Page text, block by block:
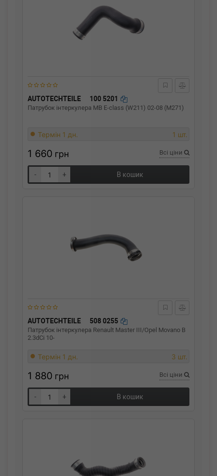
AUTOTECHTEILE 100 5201
Патрубок інтеркулера MB E-class (W211) 02-08 (M271)
Термін 1 дн. 1 шт.
1 660 грн Всі ціни
- + В кошик
AUTOTECHTEILE 508 0255
Патрубок інтеркулера Renault Master III/Opel Movano B
2.3dCi 10-
Термін 1 дн. 3 шт.
1 880 грн Всі ціни
- + В кошик